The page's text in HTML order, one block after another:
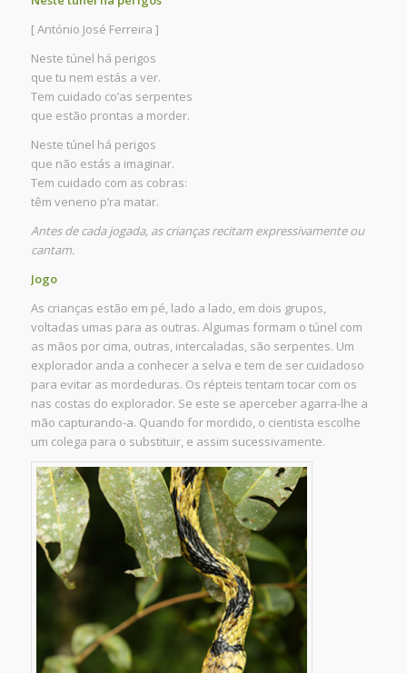
[ António José Ferreira ]
Neste túnel há perigos
que tu nem estás a ver.
Tem cuidado co’as serpentes
que estão prontas a morder.
Neste túnel há perigos
que não estás a imaginar.
Tem cuidado com as cobras:
têm veneno p’ra matar.
Antes de cada jogada, as crianças recitam expressivamente ou
cantam.
Jogo
As crianças estão em pé, lado a lado, em dois grupos,
voltadas umas para as outras. Algumas formam o túnel com
as mãos por cima, outras, intercaladas, são serpentes. Um
explorador anda a conhecer a selva e tem de ser cuidadoso
para evitar as mordeduras. Os répteis tentam tocar com os
nas costas do explorador. Se este se aperceber agarra-lhe a
mão capturando-a. Quando for mordido, o cientista escolhe
um colega para o substituir, e assim sucessivamente.